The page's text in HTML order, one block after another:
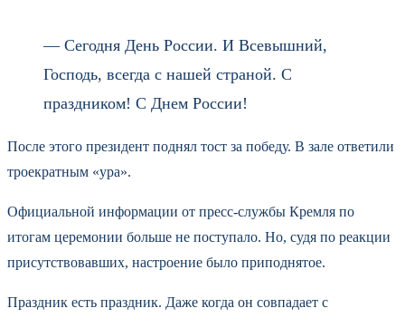
— Сегодня День России. И Всевышний,
Господь, всегда с нашей страной. С
праздником! С Днем России!
После этого президент поднял тост за победу. В зале ответили
троекратным «ура».
Официальной информации от пресс-службы Кремля по
итогам церемонии больше не поступало. Но, судя по реакции
присутствовавших, настроение было приподнятое.
Праздник есть праздник. Даже когда он совпадает с